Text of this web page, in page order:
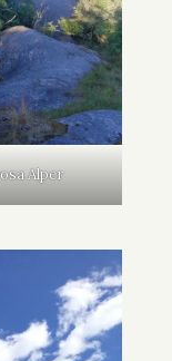
Alper